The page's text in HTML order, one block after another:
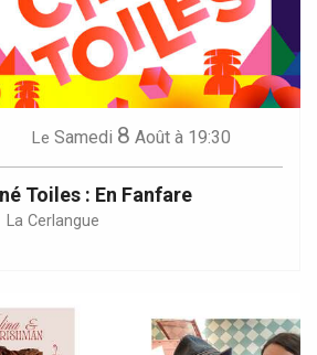
Le Samedi 8 Août à 19:30
Toiles : En Fanfare
La Cerlangue